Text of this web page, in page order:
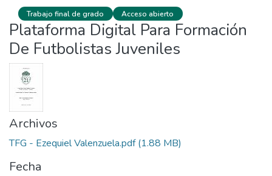
Trabajo final de grado Acceso abierto
Plataforma Digital Para Formación
De Futbolistas Juveniles
Archivos
TFG - Ezequiel Valenzuela.pdf(1.88 MB)
Fecha